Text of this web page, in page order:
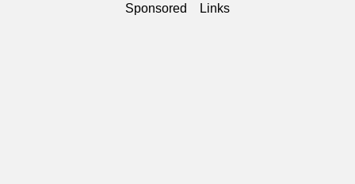
Sponsored Links